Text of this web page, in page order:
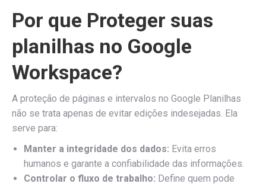
Por que Proteger suas
planilhas no Google
Workspace?
A proteção de páginas e intervalos no Google Planilhas
não se trata apenas de evitar edições indesejadas. Ela
serve para:
Manter a integridade dos dados: Evita erros
humanos e garante a confiabilidade das informações.
Controlar o fluxo de trabalho: Define quem pode